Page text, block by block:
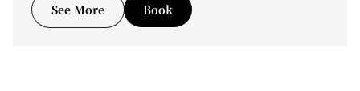
See More Book